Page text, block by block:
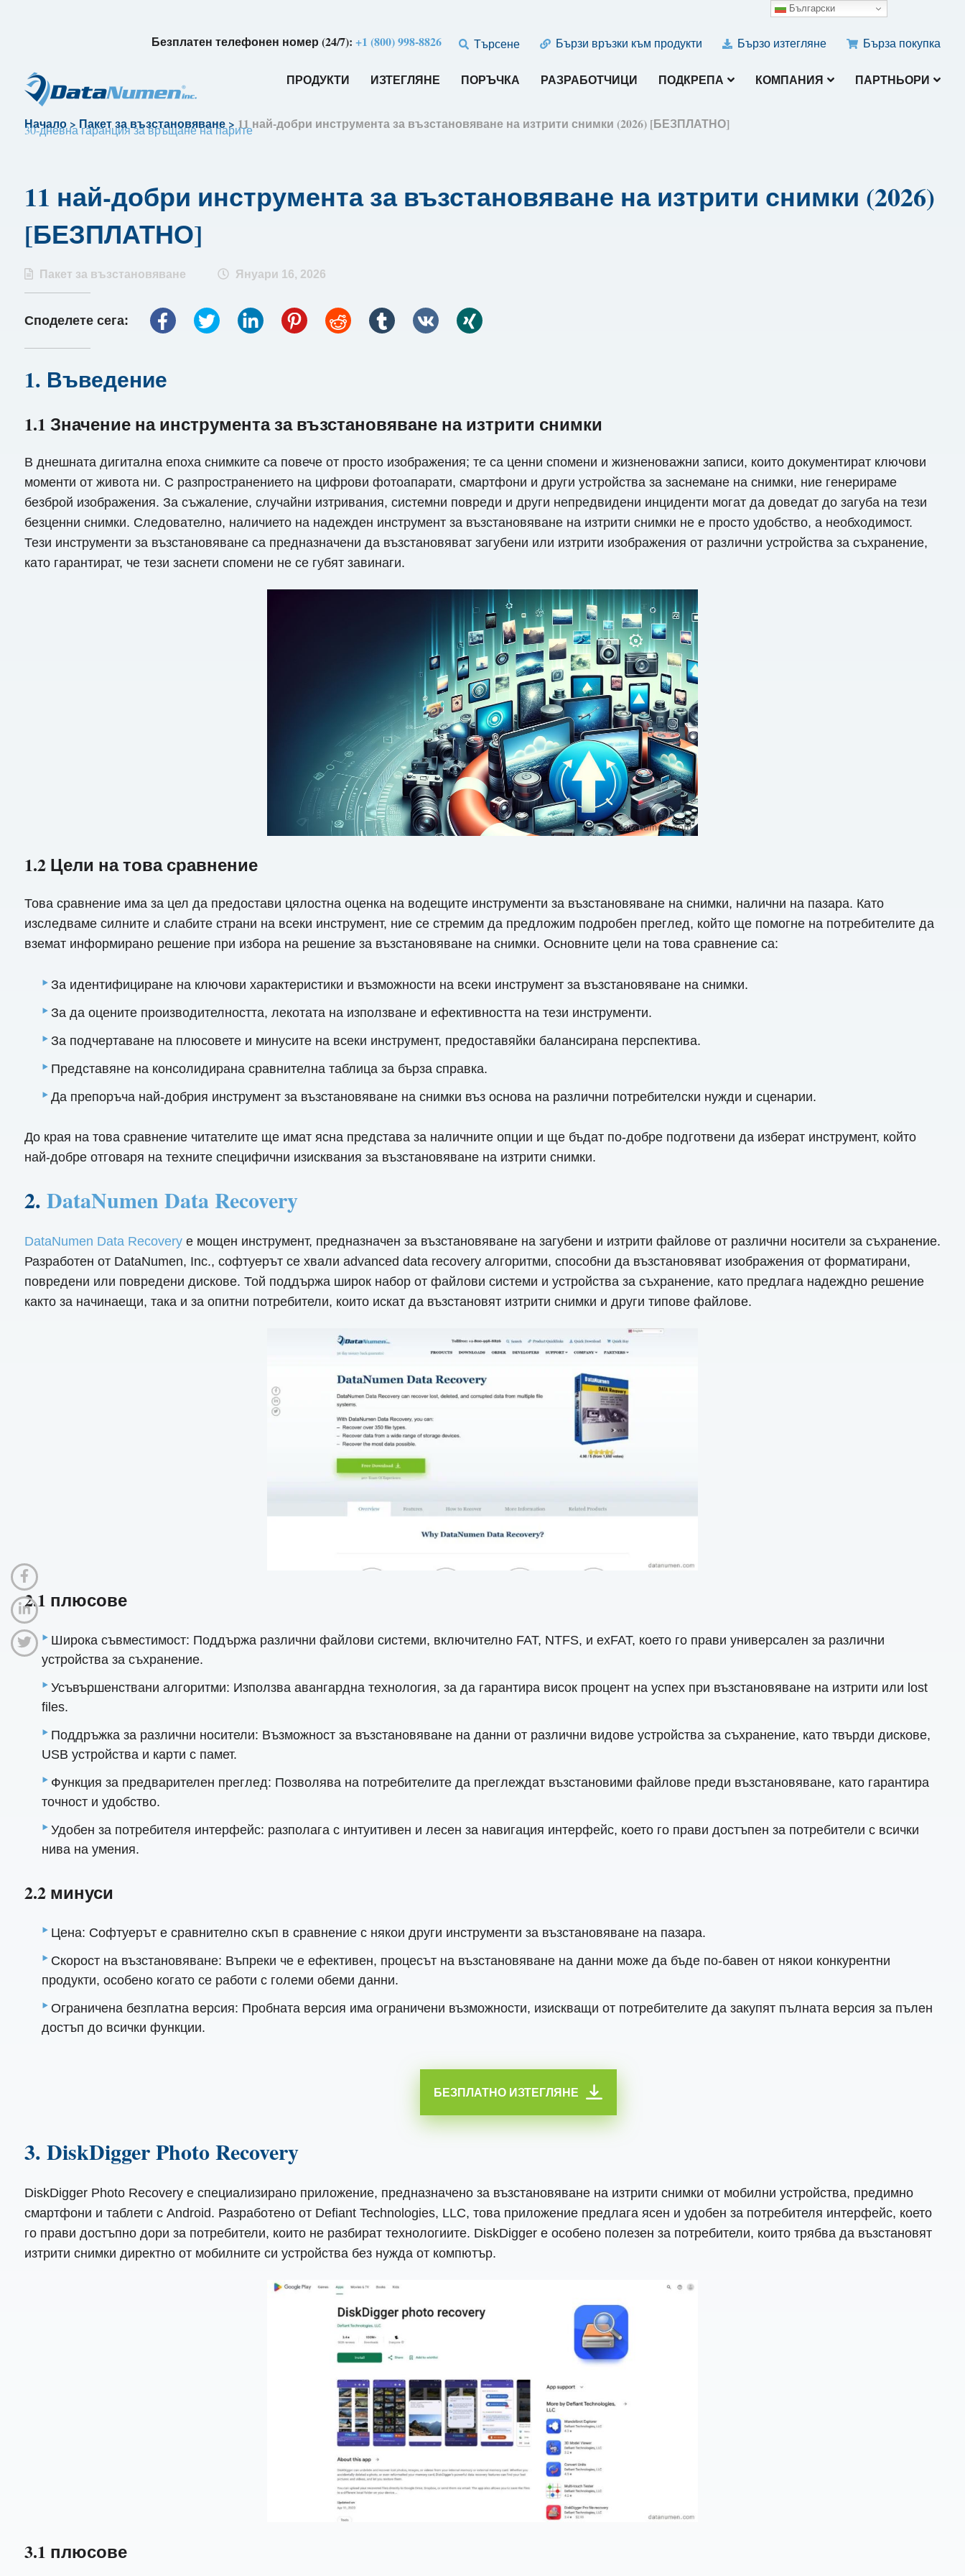
Безплатен телефонен номер (24/7):+1 (800) 998-8826 Търсене Бързи връзки към продукти Бързо изтегляне Бърза покупка
30-дневна гаранция за връщане на парите
ПРОДУКТИ ИЗТЕГЛЯНЕ ПОРЪЧКА РАЗРАБОТЧИЦИ ПОДКРЕПА КОМПАНИЯ ПАРТНЬОРИ
Начало> Пакет за възстановяване> 11 най-добри инструмента за възстановяване на изтрити снимки (2026) [БЕЗПЛАТНО]
11 най-добри инструмента за възстановяване на изтрити снимки (2026)
[БЕЗПЛАТНО]
Пакет за възстановяване Януари 16, 2026
Споделете сега:
1. Въведение
1.1 Значение на инструмента за възстановяване на изтрити снимки
В днешната дигитална епоха снимките са повече от просто изображения; те са ценни спомени и жизненоважни записи, които документират ключови
моменти от живота ни. С разпространението на цифрови фотоапарати, смартфони и други устройства за заснемане на снимки, ние генерираме
безброй изображения. За съжаление, случайни изтривания, системни повреди и други непредвидени инциденти могат да доведат до загуба на тези
безценни снимки. Следователно, наличието на надежден инструмент за възстановяване на изтрити снимки не е просто удобство, а необходимост.
Тези инструменти за възстановяване са предназначени да възстановяват загубени или изтрити изображения от различни устройства за съхранение,
като гарантират, че тези заснети спомени не се губят завинаги.
1.2 Цели на това сравнение
Това сравнение има за цел да предостави цялостна оценка на водещите инструменти за възстановяване на снимки, налични на пазара. Като
изследваме силните и слабите страни на всеки инструмент, ние се стремим да предложим подробен преглед, който ще помогне на потребителите да
вземат информирано решение при избора на решение за възстановяване на снимки. Основните цели на това сравнение са:
За идентифициране на ключови характеристики и възможности на всеки инструмент за възстановяване на снимки.
За да оцените производителността, лекотата на използване и ефективността на тези инструменти.
За подчертаване на плюсовете и минусите на всеки инструмент, предоставяйки балансирана перспектива.
Представяне на консолидирана сравнителна таблица за бърза справка.
Да препоръча най-добрия инструмент за възстановяване на снимки въз основа на различни потребителски нужди и сценарии.
До края на това сравнение читателите ще имат ясна представа за наличните опции и ще бъдат по-добре подготвени да изберат инструмент, който
най-добре отговаря на техните специфични изисквания за възстановяване на изтрити снимки.
2. DataNumen Data Recovery
DataNumen Data Recoveryе мощен инструмент, предназначен за възстановяване на загубени и изтрити файлове от различни носители за съхранение.
Разработен от DataNumen, Inc., софтуерът се хвали advanced data recovery алгоритми, способни да възстановяват изображения от форматирани,
повредени или повредени дискове. Той поддържа широк набор от файлови системи и устройства за съхранение, като предлага надеждно решение
както за начинаещи, така и за опитни потребители, които искат да възстановят изтрити снимки и други типове файлове.
2.1 плюсове
Широка съвместимост: Поддържа различни файлови системи, включително FAT, NTFS, и exFAT, което го прави универсален за различни
устройства за съхранение.
Усъвършенствани алгоритми: Използва авангардна технология, за да гарантира висок процент на успех при възстановяване на изтрити или lost
files.
Поддръжка за различни носители: Възможност за възстановяване на данни от различни видове устройства за съхранение, като твърди дискове,
USB устройства и карти с памет.
Функция за предварителен преглед: Позволява на потребителите да преглеждат възстановими файлове преди възстановяване, като гарантира
точност и удобство.
Удобен за потребителя интерфейс: разполага с интуитивен и лесен за навигация интерфейс, което го прави достъпен за потребители с всички
нива на умения.
2.2 минуси
Цена: Софтуерът е сравнително скъп в сравнение с някои други инструменти за възстановяване на пазара.
Скорост на възстановяване: Въпреки че е ефективен, процесът на възстановяване на данни може да бъде по-бавен от някои конкурентни
продукти, особено когато се работи с големи обеми данни.
Ограничена безплатна версия: Пробната версия има ограничени възможности, изискващи от потребителите да закупят пълната версия за пълен
достъп до всички функции.
БЕЗПЛАТНО ИЗТЕГЛЯНЕ
3. DiskDigger Photo Recovery
DiskDigger Photo Recovery е специализирано приложение, предназначено за възстановяване на изтрити снимки от мобилни устройства, предимно
смартфони и таблети с Android. Разработено от Defiant Technologies, LLC, това приложение предлага ясен и удобен за потребителя интерфейс, което
го прави достъпно дори за потребители, които не разбират технологиите. DiskDigger е особено полезен за потребители, които трябва да възстановят
изтрити снимки директно от мобилните си устройства без нужда от компютър.
3.1 плюсове
Български